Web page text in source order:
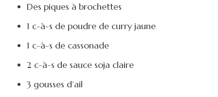
Des piques à brochettes
1 c-à-s de poudre de curry jaune
1 c-à-s de cassonade
2 c-à-s de sauce soja claire
3 gousses d’ail